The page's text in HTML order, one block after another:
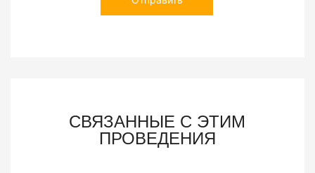
СВЯЗАННЫЕ С ЭТИМ
ПРОВЕДЕНИЯ